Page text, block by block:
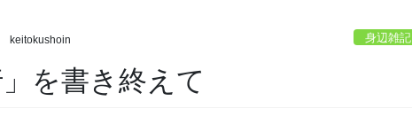
keitokushoin 身辺雑記
を書き終えて